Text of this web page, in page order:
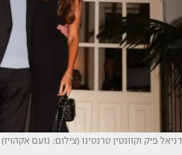
דניאל פיק וקוונטין טרנטינו (צילום: נועם אקהויז)